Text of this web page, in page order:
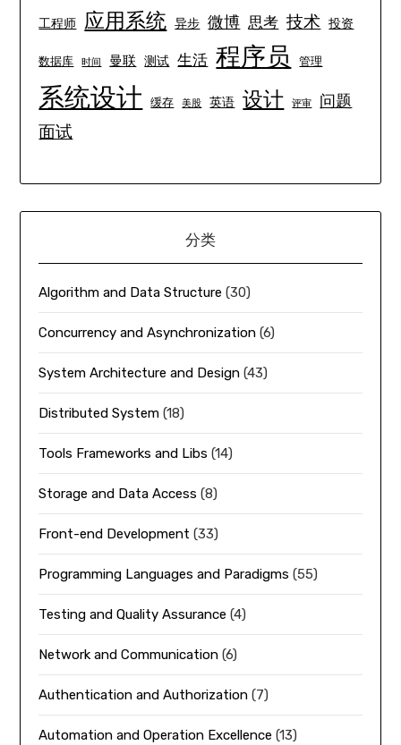
工程师 应用系统 异步 微博 思考 技术 投资
数据库 时间 曼联 测试 生活 程序员 管理
系统设计 缓存 美股 英语 设计 评审 问题
面试
分类
Algorithm and Data Structure (30)
Concurrency and Asynchronization (6)
System Architecture and Design (43)
Distributed System (18)
Tools Frameworks and Libs (14)
Storage and Data Access (8)
Front-end Development (33)
Programming Languages and Paradigms (55)
Testing and Quality Assurance (4)
Network and Communication (6)
Authentication and Authorization (7)
Automation and Operation Excellence (13)